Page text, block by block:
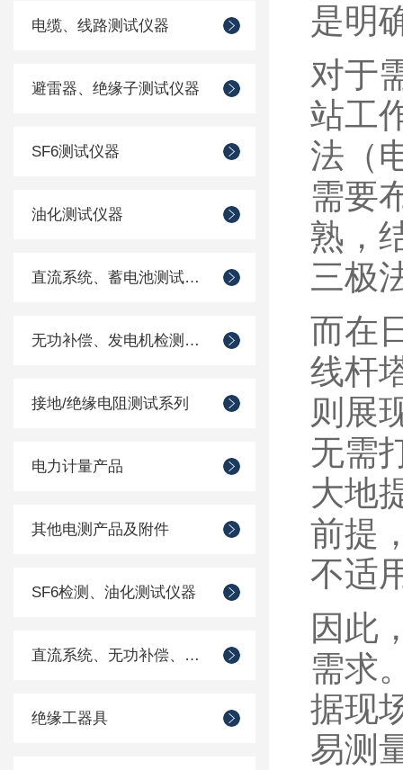
电缆、线路测试仪器
避雷器、绝缘子测试仪器
SF6测试仪器
油化测试仪器
直流系统、蓄电池测试仪器
无功补偿、发电机检测仪器
接地/绝缘电阻测试系列
电力计量产品
其他电测产品及附件
SF6检测、油化测试仪器
直流系统、无功补偿、电池电机检测仪器
绝缘工器具
是明
对于
站工
法（
需要
熟，
三极
而在
线杆
则展
无需
大地
前提
不适
因此
需求
据现
易测